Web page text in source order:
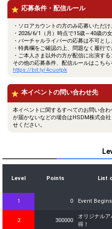
応募条件・配信ルール
・ソロアカウントの方のみ応募いただけ
・2026/6/1（月）時点で15歳～40歳の
・バーチャルライバーの応募は不可とし
・特典欄をご確認の上、問題なく履行
・ご本人さま以外の方が配信に出演する
その他の応募条件、配信ルールはこちら
https://bit.ly/4cuotpk
本イベントの問い合わせ先
本イベントに関するすべてのお問い合
が届かないなどの場合はHSDM株式会
せください。
Level Points List
1 0 Event
2 300000
オリジナル
得！